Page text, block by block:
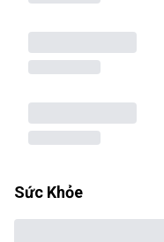
Sức Khỏe